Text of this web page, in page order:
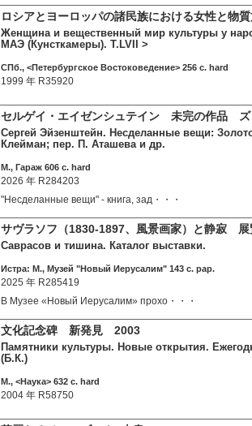
ロシアとヨーロッパの諸民族における女性と物
Женщина и вещественный мир культуры у
МАЭ (Кунсткамеры). T.LVII >
СПб., <Петербургское Востоковедение> 256 c. hard
1999 年 R35920
セルゲイ・エイゼンシュテイン 未完の作品
Сергей Эйзенштейн. Несделанные вещи:
Клейман; пер. П. Аташева и др.
М., Гараж 606 c. hard
2026 年 R284203
"Несделанные вещи" - книга, зад・・・
サヴラソフ（1830-1897、風景画家）と静寂 展
Саврасов и тишина. Каталог выставки.
Истра: М., Музей "Новый Иерусалим" 143 c. pap.
2025 年 R285419
В Музее «Новый Иерусалим» прохо・・・
文化記念碑 新発見 2003
Памятники культуры. Новые открытия.
(Б.К.)
М., <Наука> 632 c. hard
2004 年 R58750